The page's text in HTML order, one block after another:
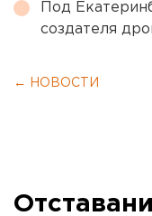
Под
создателя
← НОВОСТИ